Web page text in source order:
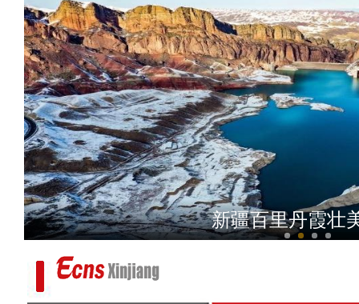
阿克苏好地方·非遗之美
新疆百里丹霞壮